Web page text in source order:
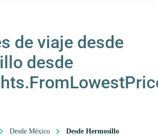
de viaje desde
desde
Desde México Desde Hermosillo